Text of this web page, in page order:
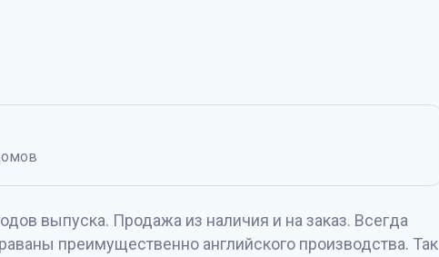
выпуска. Продажа из наличия и на заказ. Всегда
преимущественно английского производства. Так